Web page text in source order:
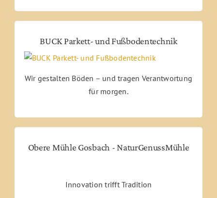
BUCK Parkett- und Fußbodentechnik
Wir gestalten Böden – und tragen Verantwortung
für morgen.
Obere Mühle Gosbach - NaturGenussMühle
Innovation trifft Tradition